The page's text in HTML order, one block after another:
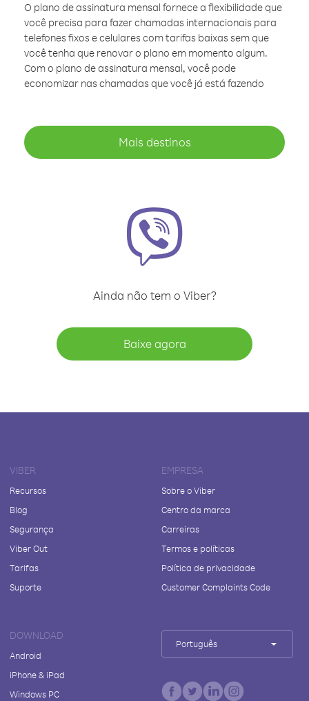
O plano de assinatura mensal fornece a flexibilidade que
você precisa para fazer chamadas internacionais para
telefones fixos e celulares com tarifas baixas sem que
você tenha que renovar o plano em momento algum.
Com o plano de assinatura mensal, você pode
economizar nas chamadas que você já está fazendo
Mais destinos
Ainda não tem o Viber?
Baixe agora
VIBER
Recursos
Blog
Segurança
Viber Out
Tarifas
Suporte
EMPRESA
Sobre o Viber
Centro da marca
Carreiras
Termos e políticas
Política de privacidade
Customer Complaints Code
DOWNLOAD
Android
iPhone & iPad
Windows PC
Português